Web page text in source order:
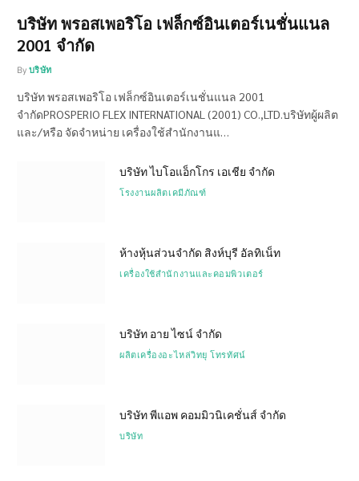
บริษัท พรอสเพอริโอ เฟล็กซ์อินเตอร์เนชั่นแนล
2001 จำกัด
By บริษัท
บริษัท พรอสเพอริโอ เฟล็กซ์อินเตอร์เนชั่นแนล 2001
จำกัดPROSPERIO FLEX INTERNATIONAL (2001) CO.,LTD.บริษัทผู้ผลิต
และ/หรือ จัดจำหน่าย เครื่องใช้สำนักงานแ…
บริษัท ไบโอแอ็กโกร เอเชีย จำกัด
โรงงานผลิตเคมีภัณฑ์
ห้างหุ้นส่วนจำกัด สิงห์บุรี อัลทิเน็ท
เครื่องใช้สำนักงานและคอมพิวเตอร์
บริษัท อาย ไซน์ จำกัด
ผลิตเครื่องอะไหล่วิทยุ โทรทัศน์
บริษัท พีแอพ คอมมิวนิเคชั่นส์ จำกัด
บริษัท